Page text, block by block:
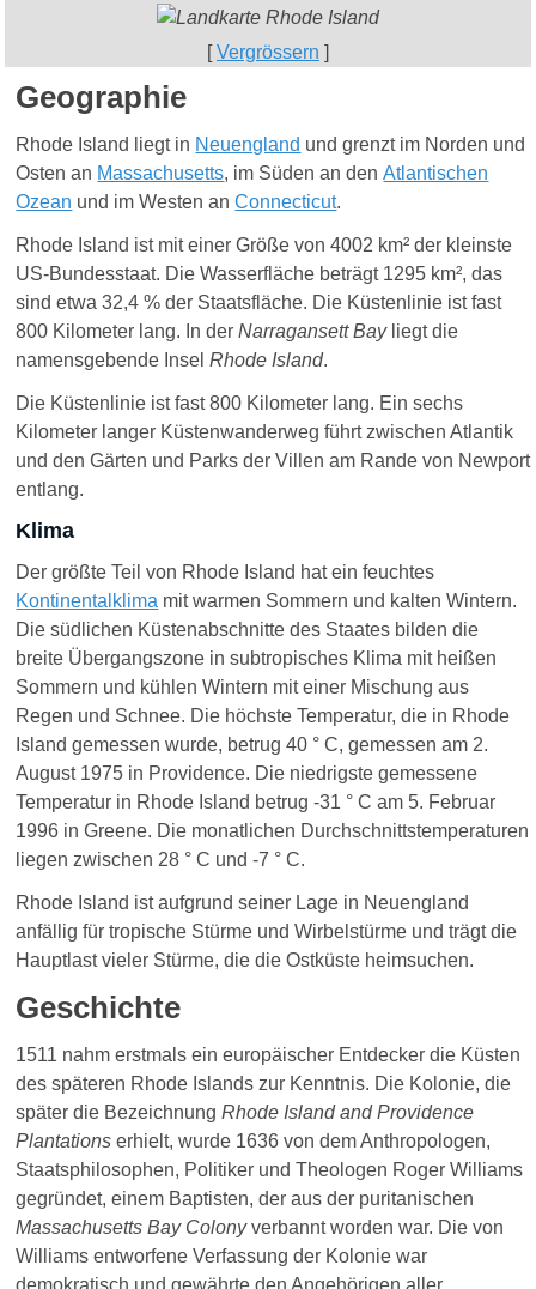
[Vergrössern ]
Geographie
Rhode Island liegt in Neuengland und grenzt im Norden und
Osten an Massachusetts, im Süden an denAtlantischen
Ozean und im Westen anConnecticut.
Rhode Island ist mit einer Größe von 4002 km² der kleinste
US-Bundesstaat. Die Wasserfläche beträgt 1295 km², das
sind etwa 32,4 % der Staatsfläche. Die Küstenlinie ist fast
800 Kilometer lang. In derNarragansett Bayliegt die
namensgebende InselRhode Island.
Die Küstenlinie ist fast 800 Kilometer lang. Ein sechs
Kilometer langer Küstenwanderweg führt zwischen Atlantik
und den Gärten und Parks der Villen am Rande von Newport
entlang.
Klima
Der größte Teil von Rhode Island hat ein feuchtes
Kontinentalklima mit warmen Sommern und kalten Wintern.
Die südlichen Küstenabschnitte des Staates bilden die
breite Übergangszone in subtropisches Klima mit heißen
Sommern und kühlen Wintern mit einer Mischung aus
Regen und Schnee. Die höchste Temperatur, die in Rhode
Island gemessen wurde, betrug 40 ° C, gemessen am 2.
August 1975 in Providence. Die niedrigste gemessene
Temperatur in Rhode Island betrug -31 ° C am 5. Februar
1996 in Greene. Die monatlichen Durchschnittstemperaturen
liegen zwischen 28 ° C und -7 ° C.
Rhode Island ist aufgrund seiner Lage in Neuengland
anfällig für tropische Stürme und Wirbelstürme und trägt die
Hauptlast vieler Stürme, die die Ostküste heimsuchen.
Geschichte
1511 nahm erstmals ein europäischer Entdecker die Küsten
des späteren Rhode Islands zur Kenntnis. Die Kolonie, die
später die BezeichnungRhode Island and Providence
Plantations erhielt, wurde 1636 von dem Anthropologen,
Staatsphilosophen, Politiker und Theologen Roger Williams
gegründet, einem Baptisten, der aus der puritanischen
Massachusetts Bay Colonyverbannt worden war. Die von
Williams entworfene Verfassung der Kolonie war
demokratisch und gewährte den Angehörigen aller